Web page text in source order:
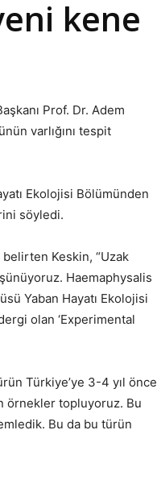
kene
Prof. Dr. Adem
varlığını tespit
Ekolojisi Bölümünden
söyledi.
Keskin, “Uzak
Haemaphysalis
Yaban Hayatı Ekolojisi
olan ‘Experimental
Türkiye’ye 3-4 yıl önce
örnekler topluyoruz. Bu
Bu da bu türün